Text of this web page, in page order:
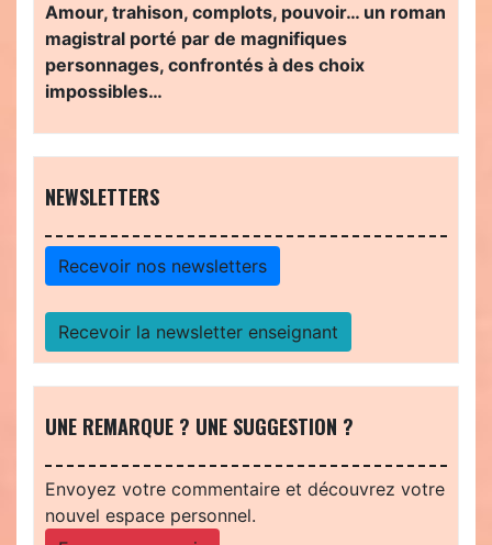
Amour, trahison, complots, pouvoir… un roman
magistral porté par de magnifiques
personnages, confrontés à des choix
impossibles…
NEWSLETTERS
Recevoir nos newsletters
Recevoir la newsletter enseignant
UNE REMARQUE ? UNE SUGGESTION ?
Envoyez votre commentaire et découvrez votre
nouvel espace personnel.